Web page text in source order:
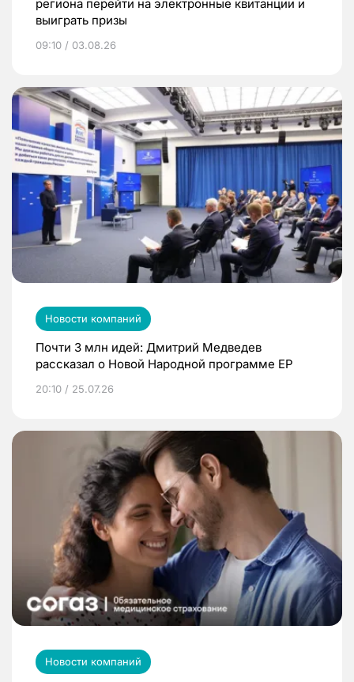
региона перейти на электронные квитанции и
выиграть призы
09:10 / 03.08.26
Новости компаний
Почти 3 млн идей: Дмитрий Медведев
рассказал о Новой Народной программе ЕР
20:10 / 25.07.26
Новости компаний